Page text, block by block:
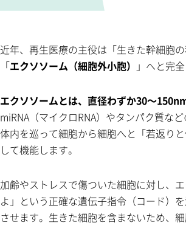
近年、再生医療の主役は「生きた幹細胞
「エクソソーム（細胞外小胞） 」へと完
エクソソームとは、直径わずか30～
miRNA（マイクロRNA）やタンパク質な
体内を巡って細胞から細胞へと「若返り
して機能します。
加齢やストレスで傷ついた細胞に対し、
よ」という正確な遺伝子指令（コード）を
させます。生きた細胞を含まないため、